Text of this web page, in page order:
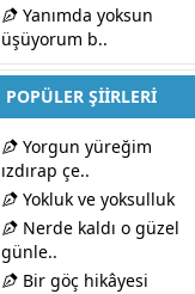
Yanımda yoksun
üşüyorum b..
POPÜLER ŞİİRLERİ
Yorgun yüreğim
ızdırap çe..
Yokluk ve yoksulluk
Nerde kaldı o güzel
günle..
Bir göç hikâyesi